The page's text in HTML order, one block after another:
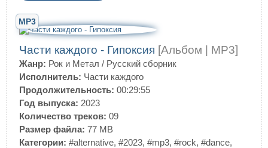
MP3
Части каждого - Гипоксия [Альбом | MP3]
Жанр: Рок и Метал / Русский сборник
Исполнитель: Части каждого
Продолжительность: 00:29:55
Год выпуска: 2023
Количество треков: 09
Размер файла: 77 MB
Категории: #alternative, #2023, #mp3, #rock, #dance,